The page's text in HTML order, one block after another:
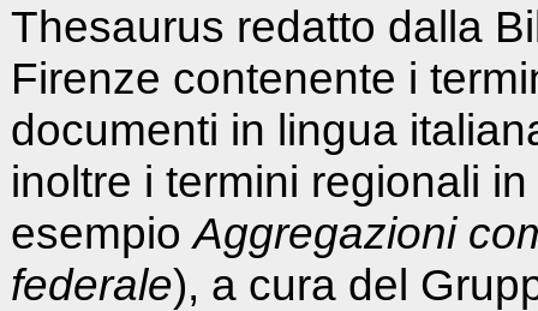
Thesaurus redatto dalla
Firenze contenente i
documenti in lingua
inoltre i termini regionali
esempioAggregazioni
federale), a cura del